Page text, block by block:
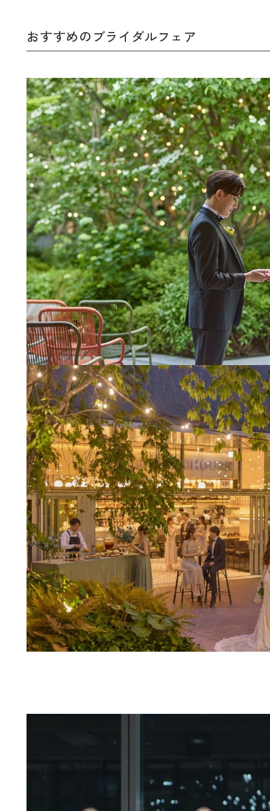
おすすめのブライダルフェア